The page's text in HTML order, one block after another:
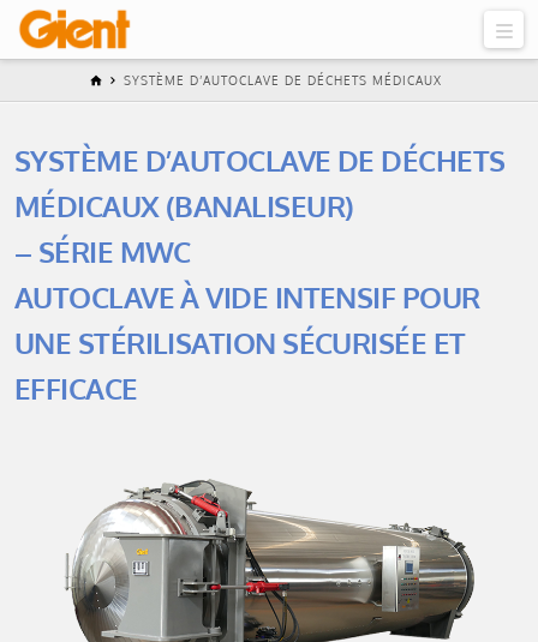
SYSTÈME D’AUTOCLAVE DE DÉCHETS MÉDICAUX
SYSTÈME D’AUTOCLAVE DE DÉCHETS
MÉDICAUX (BANALISEUR)
– SÉRIE MWC
AUTOCLAVE À VIDE INTENSIF POUR
UNE STÉRILISATION SÉCURISÉE ET
EFFICACE